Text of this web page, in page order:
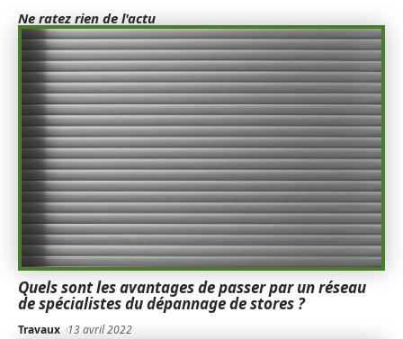
Ne ratez rien de l'actu
Quels sont les avantages de passer par un réseau
de spécialistes du dépannage de stores ?
Travaux 13 avril 2022